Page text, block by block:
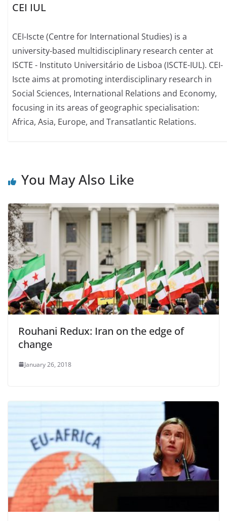
CEI IUL
CEI-Iscte (Centre for International Studies) is a
university-based multidisciplinary research center at
ISCTE - Instituto Universitário de Lisboa (ISCTE-IUL). CEI-
Iscte aims at promoting interdisciplinary research in
Social Sciences, International Relations and Economy,
focusing in its areas of geographic specialisation:
Africa, Asia, Europe, and Transatlantic Relations.
You May Also Like
Rouhani Redux: Iran on the edge of
change
January 26, 2018